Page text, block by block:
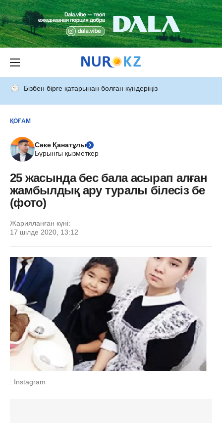
Бізбен бірге қатарынан болған күндеріңіз
ҚОҒАМ
Сәке Қанатұлы
Бұрынғы қызметкер
25 жасында бес бала асырап алған
жамбылдық ару туралы білесіз бе
(фото)
Жарияланған күні:
17 шілде 2020, 13:12
: Instagram